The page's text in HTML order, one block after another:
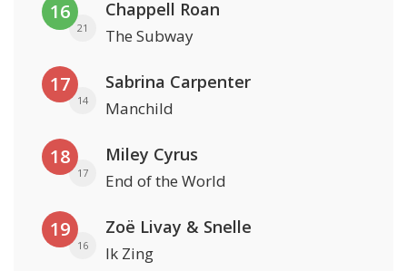
16
21
Chappell Roan
The Subway
17
14
Sabrina Carpenter
Manchild
18
17
Miley Cyrus
End of the World
19
16
Zoë Livay & Snelle
Ik Zing